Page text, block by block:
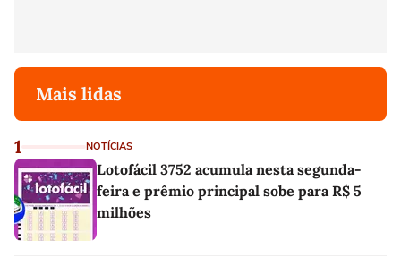
Mais lidas
1 NOTÍCIAS
Lotofácil 3752 acumula nesta segunda-
feira e prêmio principal sobe para R$ 5
milhões